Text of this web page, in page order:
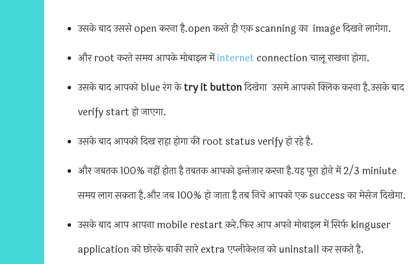
उसके बाद उससे open करना है.open करते ही एक scanning का image दिखने लागेगा.
और root करते समय आपके मोबाइल मेंinternet connection चालू राखना होगा.
उसके बाद आपको blue रंग केtry it buttonदिखेगा उसमे आपको क्लिक करना है.उसके बाद
verify start हो जाएगा.
उसके बाद आपको दिख राहा होगा की root status verify हो रहे है.
और जबतक 100% नहीं होता है तबतक आपको इन्तेजार करना है.यह पूरा होने में 2/3 miniute
समय लाग सकता है.और जब 100% हो जाता है तब निचे आपको एक success का मेसेज दिखेगा.
उसके बाद आप आपना mobile restart करे.फिर आप अपने मोबाइल में सिर्फ kinguser
application को छोरके बाकी सारे extra एप्लीकेशन को uninstall कर सकते है.